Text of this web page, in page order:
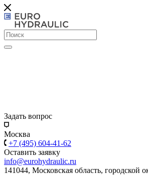
Задать вопрос
Москва
+7 (495) 604-41-62
Оставить заявку
info@eurohydraulic.ru
141044, Московская область,